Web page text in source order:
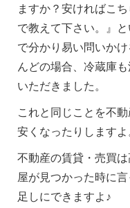
ますか？安ければこ
で教えて下さい。』
で分かり易い問いか
んどの場合、冷蔵庫
いただきました。
これと同じことを不
安くなったりしますよ
不動産の賃貸・売買
屋が見つかった時に
足しにできますよ♪